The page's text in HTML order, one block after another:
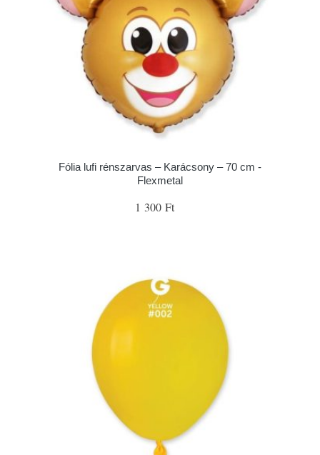
Fólia lufi rénszarvas – Karácsony – 70 cm -
Flexmetal
1 300 Ft